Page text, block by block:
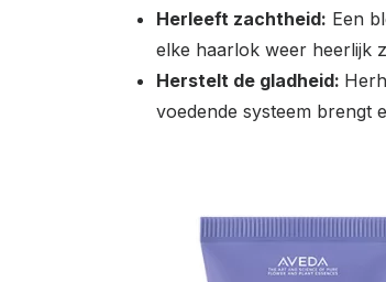
Herleeft zachtheid: Een
elke haarlok weer heerlijk
Herstelt de gladheid:
voedende systeem brengt